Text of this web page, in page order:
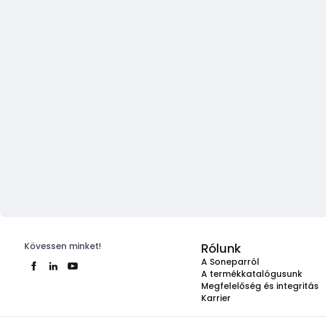
Kövessen minket! Rólunk
A Soneparról
A termékkatalógusunk
Megfelelőség és integritás
Karrier